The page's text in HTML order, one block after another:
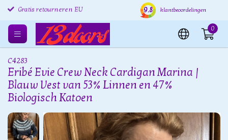
Gratis retourneren EU Verzending binnen 24 uur
9.8 klantbeoordelingen
0
C4283
Eribé Evie Crew Neck Cardigan Marina |
Blauw Vest van 53% Linnen en 47%
Biologisch Katoen